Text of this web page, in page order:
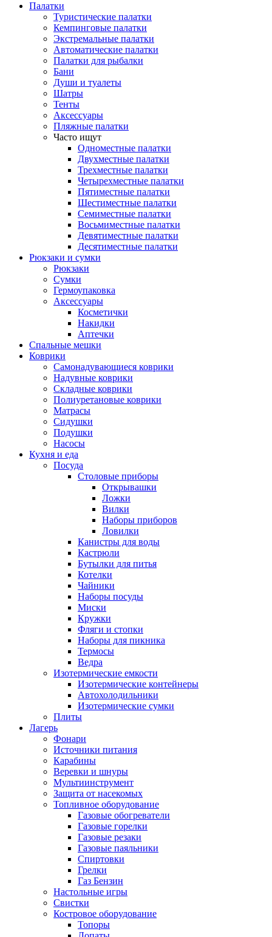
Палатки
Туристические палатки
Кемпинговые палатки
Экстремальные палатки
Автоматические палатки
Палатки для рыбалки
Бани
Души и туалеты
Шатры
Тенты
Аксессуары
Пляжные палатки
Часто ищут
Одноместные палатки
Двухместные палатки
Трехместные палатки
Четырехместные палатки
Пятиместные палатки
Шестиместные палатки
Семиместные палатки
Восьмиместные палатки
Девятиместные палатки
Десятиместные палатки
Рюкзаки и сумки
Рюкзаки
Сумки
Гермоупаковка
Аксессуары
Косметички
Накидки
Аптечки
Спальные мешки
Коврики
Самонадувающиеся коврики
Надувные коврики
Складные коврики
Полиуретановые коврики
Матрасы
Сидушки
Подушки
Насосы
Кухня и еда
Посуда
Столовые приборы
Открывашки
Ложки
Вилки
Наборы приборов
Ловилки
Канистры для воды
Кастрюли
Бутылки для питья
Котелки
Чайники
Наборы посуды
Миски
Кружки
Фляги и стопки
Наборы для пикника
Термосы
Ведра
Изотермические емкости
Изотермические контейнеры
Автохолодильники
Изотермические сумки
Плиты
Лагерь
Фонари
Источники питания
Карабины
Веревки и шнуры
Мультиинструмент
Защита от насекомых
Топливное оборудование
Газовые обогреватели
Газовые горелки
Газовые резаки
Газовые паяльники
Спиртовки
Грелки
Газ Бензин
Настольные игры
Свистки
Костровое оборудование
Топоры